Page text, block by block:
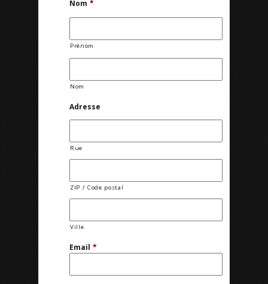
Nom *
Prénom
Nom
Adresse
Rue
ZIP / Code postal
Ville
Email *